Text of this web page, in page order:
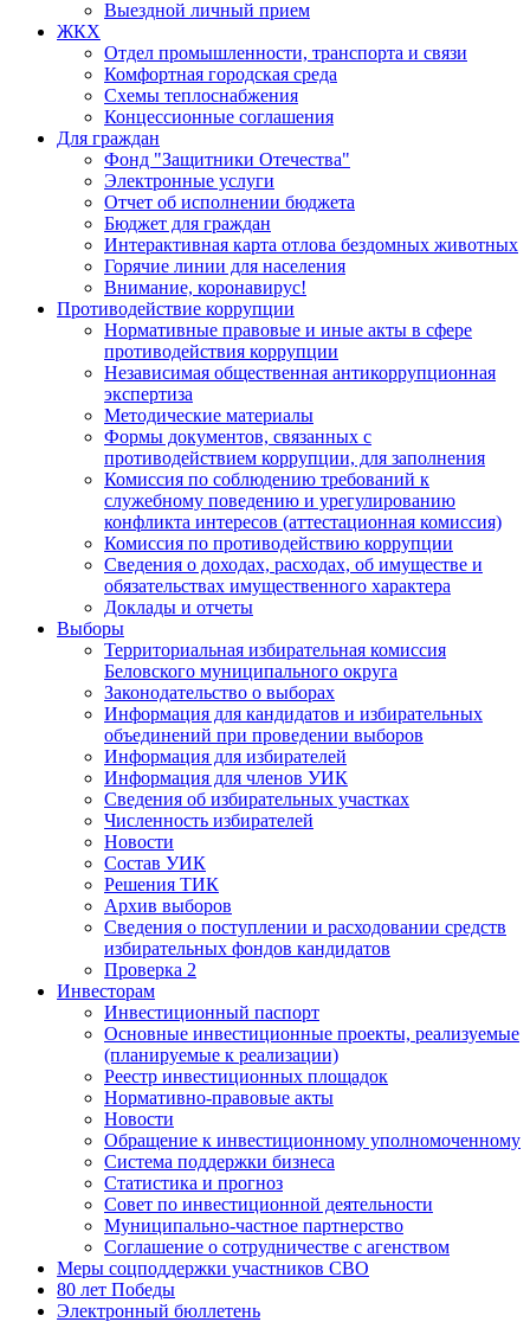
Выездной личный прием
ЖКХ
Отдел промышленности, транспорта и связи
Комфортная городская среда
Схемы теплоснабжения
Концессионные соглашения
Для граждан
Фонд "Защитники Отечества"
Электронные услуги
Отчет об исполнении бюджета
Бюджет для граждан
Интерактивная карта отлова бездомных животных
Горячие линии для населения
Внимание, коронавирус!
Противодействие коррупции
Нормативные правовые и иные акты в сфере
противодействия коррупции
Независимая общественная антикоррупционная
экспертиза
Методические материалы
Формы документов, связанных с
противодействием коррупции, для заполнения
Комиссия по соблюдению требований к
служебному поведению и урегулированию
конфликта интересов (аттестационная комиссия)
Комиссия по противодействию коррупции
Сведения о доходах, расходах, об имуществе и
обязательствах имущественного характера
Доклады и отчеты
Выборы
Территориальная избирательная комиссия
Беловского муниципального округа
Законодательство о выборах
Информация для кандидатов и избирательных
объединений при проведении выборов
Информация для избирателей
Информация для членов УИК
Сведения об избирательных участках
Численность избирателей
Новости
Состав УИК
Решения ТИК
Архив выборов
Сведения о поступлении и расходовании средств
избирательных фондов кандидатов
Проверка 2
Инвесторам
Инвестиционный паспорт
Основные инвестиционные проекты, реализуемые
(планируемые к реализации)
Реестр инвестиционных площадок
Нормативно-правовые акты
Новости
Обращение к инвестиционному уполномоченному
Система поддержки бизнеса
Статистика и прогноз
Совет по инвестиционной деятельности
Муниципально-частное партнерство
Соглашение о сотрудничестве с агенством
Меры соцподдержки участников СВО
80 лет Победы
Электронный бюллетень